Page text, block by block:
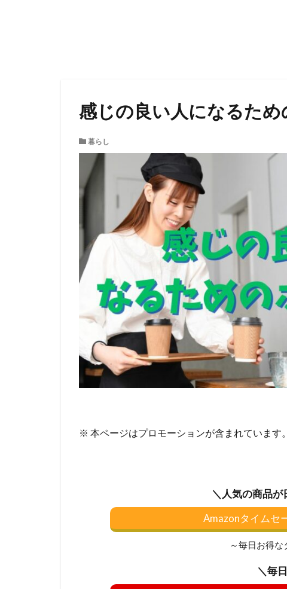
感じの良い人になるため
暮らし
※ 本ページはプロモーションが含まれています。
＼人気の商品が
Amazonタイムセ
～毎日お得な
＼毎